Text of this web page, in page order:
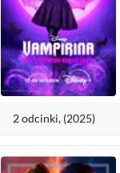
2odcinki, (2025)